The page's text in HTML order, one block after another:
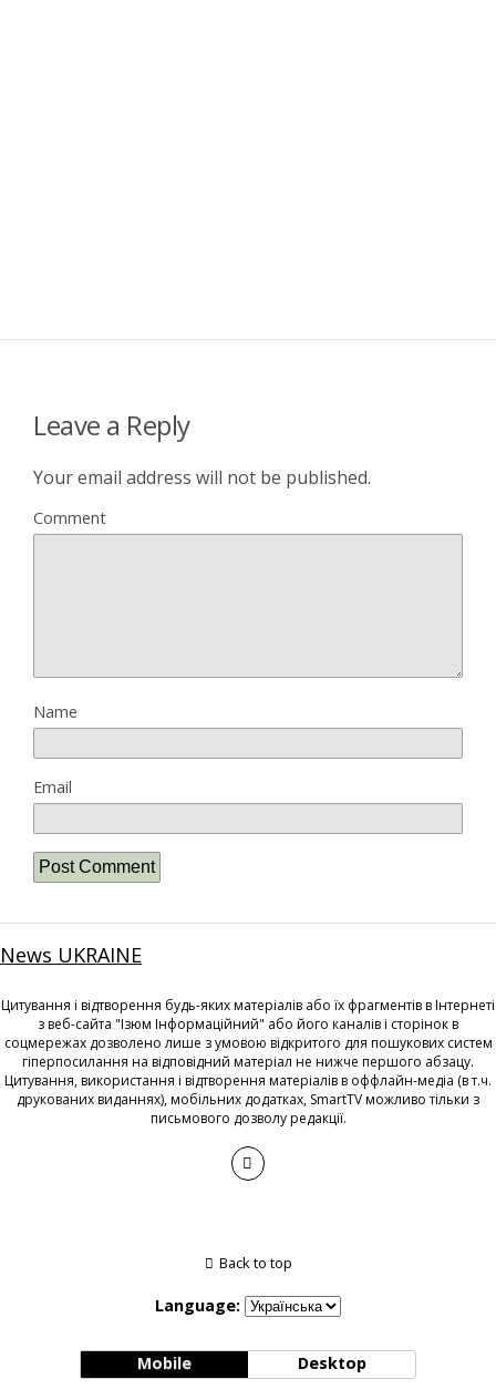
Leave a Reply
Your email address will not be published.
Comment
Name
Email
News UKRAINE
Цитування і відтворення будь-яких матеріалів або їх фрагментів в Інтернеті
з веб-сайта "Ізюм Інформаційний" або його каналів і сторінок в
соцмережах дозволено лише з умовою відкритого для пошукових систем
гіперпосилання на відповідний матеріал не нижче першого абзацу.
Цитування, використання і відтворення матеріалів в оффлайн-медіа (в т.ч.
друкованих виданнях), мобільних додатках, SmartTV можливо тільки з
письмового дозволу редакції.
Back to top
Language:
Mobile Desktop